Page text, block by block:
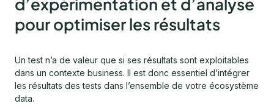
d’expérimentation et d’analyse
pour optimiser les résultats
Un test n’a de valeur que si ses résultats sont exploitables
dans un contexte business. Il est donc essentiel d’intégrer
les résultats des tests dans l’ensemble de votre écosystème
data.